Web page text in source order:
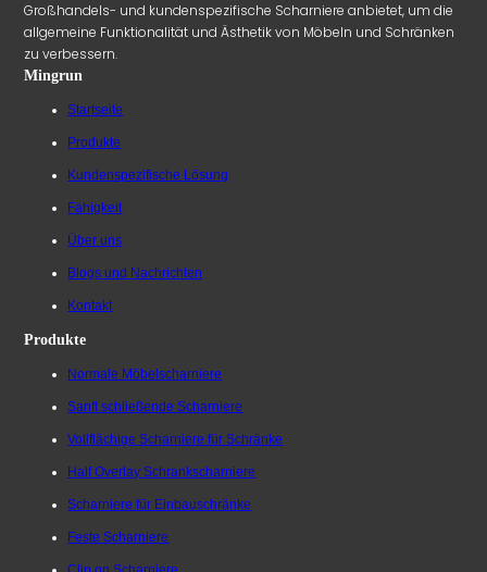
Großhandels- und kundenspezifische Scharniere anbietet, um die
allgemeine Funktionalität und Ästhetik von Möbeln und Schränken
zu verbessern.
Mingrun
Startseite
Produkte
Kundenspezifische Lösung
Fähigkeit
Über uns
Blogs und Nachrichten
Kontakt
Produkte
Normale Möbelscharniere
Sanft schließende Scharniere
Vollflächige Scharniere für Schränke
Half Overlay Schrankscharniere
Scharniere für Einbauschränke
Feste Scharniere